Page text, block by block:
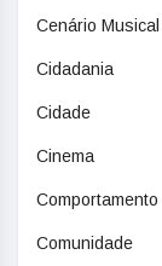
Cenário Musical
Cidadania
Cidade
Cinema
Comportamento
Comunidade